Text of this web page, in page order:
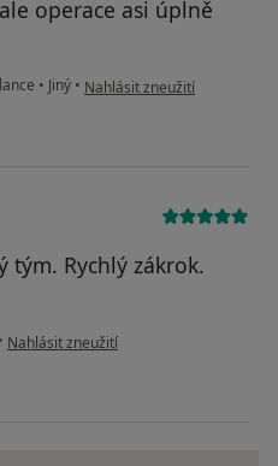
operace asi úplně
• Jiný • podle názoru uživatele
Nahlásit zneužití
tým. Rychlý zákrok.
• podle názoru uživatele RP
Nahlásit zneužití